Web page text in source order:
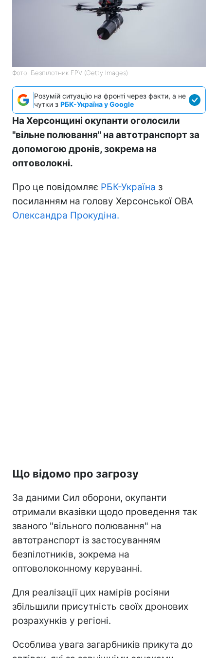
Фото: Безпілотник FPV (Getty Images)
Розумій ситуацію на фронті через факти, а не
чутки з РБК-Україна у Google
На Херсонщині окупанти оголосили
"вільне полювання" на автотранспорт за
допомогою дронів, зокрема на
оптоволокні.
Про це повідомляє РБК-Україна з
посиланням на голову Херсонської ОВА
Олександра Прокудіна.
Що відомо про загрозу
За даними Сил оборони, окупанти
отримали вказівки щодо проведення так
званого "вільного полювання" на
автотранспорт із застосуванням
безпілотників, зокрема на
оптоволоконному керуванні.
Для реалізації цих намірів росіяни
збільшили присутність своїх дронових
розрахунків у регіоні.
Особлива увага загарбників прикута до